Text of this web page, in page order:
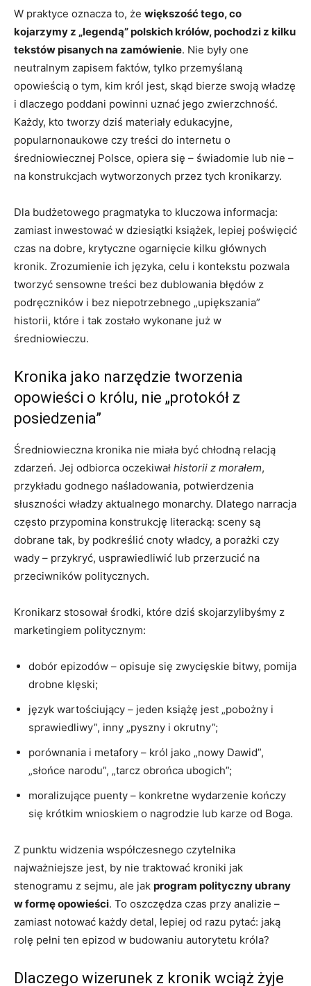
W praktyce oznacza to, że większość tego, co
kojarzymy z „legendą” polskich królów, pochodzi z kilku
tekstów pisanych na zamówienie. Nie były one
neutralnym zapisem faktów, tylko przemyślaną
opowieścią o tym, kim król jest, skąd bierze swoją władzę
i dlaczego poddani powinni uznać jego zwierzchność.
Każdy, kto tworzy dziś materiały edukacyjne,
popularnonaukowe czy treści do internetu o
średniowiecznej Polsce, opiera się – świadomie lub nie –
na konstrukcjach wytworzonych przez tych kronikarzy.
Dla budżetowego pragmatyka to kluczowa informacja:
zamiast inwestować w dziesiątki książek, lepiej poświęcić
czas na dobre, krytyczne ogarnięcie kilku głównych
kronik. Zrozumienie ich języka, celu i kontekstu pozwala
tworzyć sensowne treści bez dublowania błędów z
podręczników i bez niepotrzebnego „upiększania”
historii, które i tak zostało wykonane już w
średniowieczu.
Kronika jako narzędzie tworzenia
opowieści o królu, nie „protokół z
posiedzenia”
Średniowieczna kronika nie miała być chłodną relacją
zdarzeń. Jej odbiorca oczekiwał historii z morałem,
przykładu godnego naśladowania, potwierdzenia
słuszności władzy aktualnego monarchy. Dlatego narracja
często przypomina konstrukcję literacką: sceny są
dobrane tak, by podkreślić cnoty władcy, a porażki czy
wady – przykryć, usprawiedliwić lub przerzucić na
przeciwników politycznych.
Kronikarz stosował środki, które dziś skojarzylibyśmy z
marketingiem politycznym:
dobór epizodów – opisuje się zwycięskie bitwy, pomija
drobne klęski;
język wartościujący – jeden książę jest „pobożny i
sprawiedliwy”, inny „pyszny i okrutny”;
porównania i metafory – król jako „nowy Dawid”,
„słońce narodu”, „tarcz obrońca ubogich”;
moralizujące puenty – konkretne wydarzenie kończy
się krótkim wnioskiem o nagrodzie lub karze od Boga.
Z punktu widzenia współczesnego czytelnika
najważniejsze jest, by nie traktować kroniki jak
stenogramu z sejmu, ale jak program polityczny ubrany
w formę opowieści. To oszczędza czas przy analizie –
zamiast notować każdy detal, lepiej od razu pytać: jaką
rolę pełni ten epizod w budowaniu autorytetu króla?
Dlaczego wizerunek z kronik wciąż żyje